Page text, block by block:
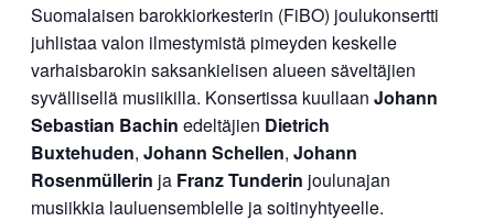
Suomalaisen barokkiorkesterin (FiBO) joulukonsertti
juhlistaa valon ilmestymistä pimeyden keskelle
varhaisbarokin saksankielisen alueen säveltäjien
syvällisellä musiikilla. Konsertissa kuullaan Johann
Sebastian Bachin edeltäjien Dietrich
Buxtehuden, Johann Schellen, Johann
Rosenmüllerin ja Franz Tunderin joulunajan
musiikkia lauluensemblelle ja soitinyhtyeelle.